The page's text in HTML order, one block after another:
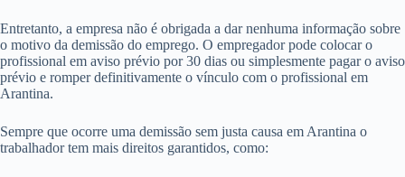
Entretanto, a empresa não é obrigada a dar nenhuma informação sobre
o motivo da demissão do emprego. O empregador pode colocar o
profissional em aviso prévio por 30 dias ou simplesmente pagar o aviso
prévio e romper definitivamente o vínculo com o profissional em
Arantina.
Sempre que ocorre uma demissão sem justa causa em Arantina o
trabalhador tem mais direitos garantidos, como: